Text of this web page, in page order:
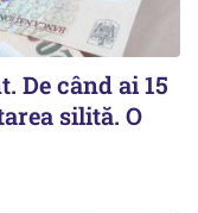
De când ai 15
silită. O